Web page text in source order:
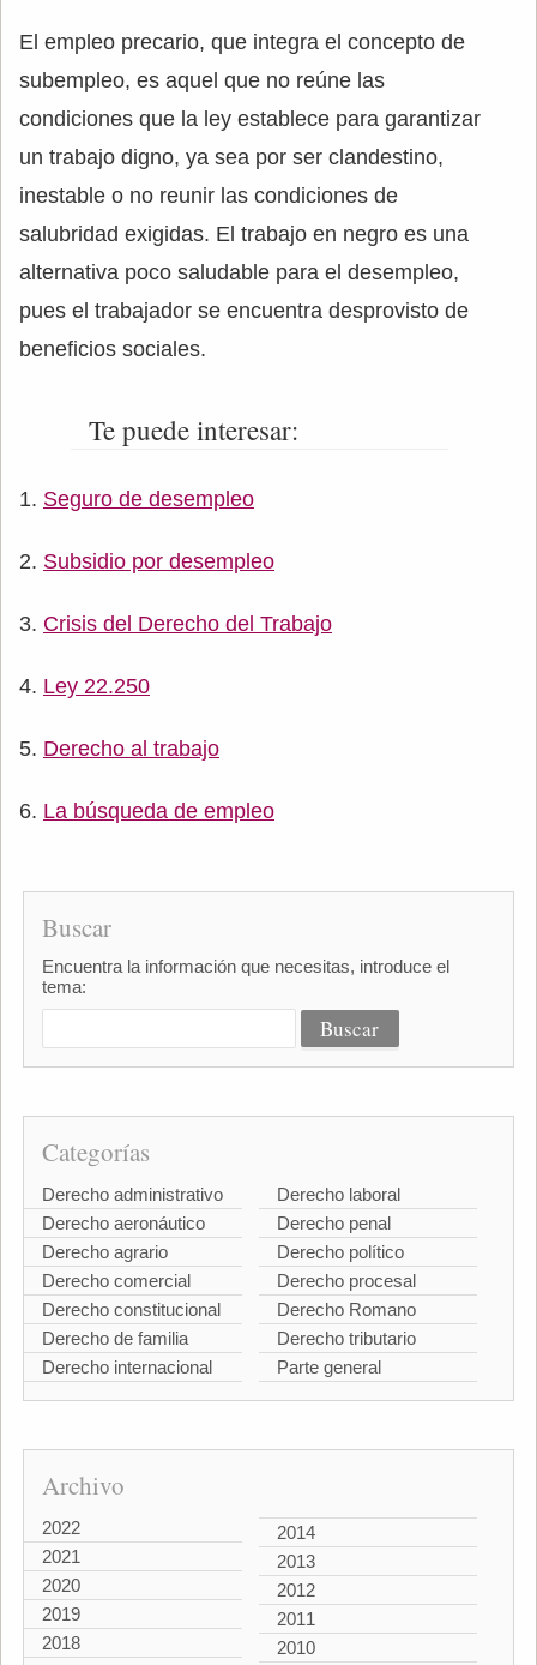
El empleo precario, que integra el concepto de
subempleo, es aquel que no reúne las
condiciones que la ley establece para garantizar
un trabajo digno, ya sea por ser clandestino,
inestable o no reunir las condiciones de
salubridad exigidas. El trabajo en negro es una
alternativa poco saludable para el desempleo,
pues el trabajador se encuentra desprovisto de
beneficios sociales.
Te puede interesar:
Seguro de desempleo
Subsidio por desempleo
Crisis del Derecho del Trabajo
Ley 22.250
Derecho al trabajo
La búsqueda de empleo
Buscar
Encuentra la información que necesitas, introduce el
tema:
Categorías
Derecho administrativo
Derecho aeronáutico
Derecho agrario
Derecho comercial
Derecho constitucional
Derecho de familia
Derecho internacional
Derecho laboral
Derecho penal
Derecho político
Derecho procesal
Derecho Romano
Derecho tributario
Parte general
Archivo
2022
2021
2020
2019
2018
2014
2013
2012
2011
2010